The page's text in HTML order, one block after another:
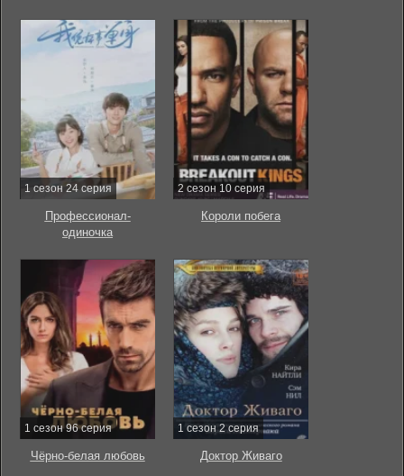
1 сезон 24 серия
Профессионал-
одиночка
2 сезон 10 серия
Короли побега
1 сезон 96 серия
Чёрно-белая любовь
1 сезон 2 серия
Доктор Живаго